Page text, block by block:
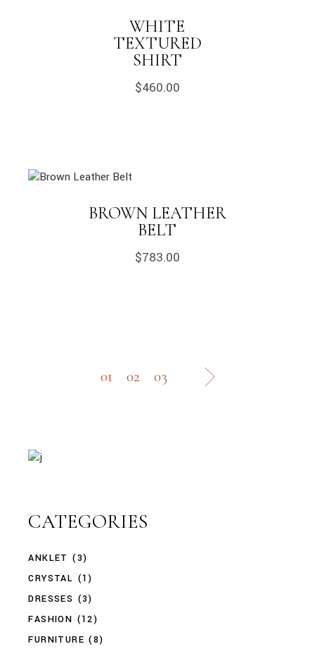
WHITE
TEXTURED
SHIRT
$460.00
BROWN LEATHER
BELT
$783.00
01 02 03
CATEGORIES
ANKLET (3)
CRYSTAL (1)
DRESSES (3)
FASHION (12)
FURNITURE (8)